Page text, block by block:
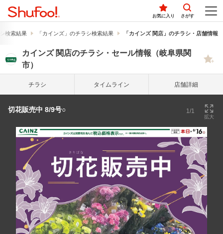
お気に入り さがす
検索結果 「カインズ」のチラシ検索結果 「カインズ 関店」のチラシ・店舗情報
カインズ 関店のチラシ・セール情報（岐阜県関
市）
チラシ タイム ライン 店舗詳細
切花販売中 8/9号○ 1/1
拡大